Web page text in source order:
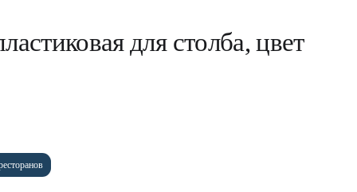
для столба, цвет